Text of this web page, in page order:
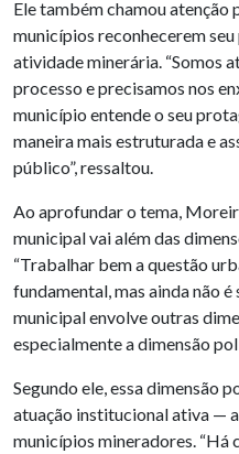
Ele também chamou atenção
municípios reconhecerem
atividade minerária. “Somos
processo e precisamos nos
município entende o seu
maneira mais estruturada e
público”, ressaltou.
Ao aprofundar o tema,
municipal vai além das
“Trabalhar bem a questão
fundamental, mas ainda não
municipal envolve outras
especialmente a dimensão
Segundo ele, essa dimensão
atuação institucional ativa —
municípios mineradores.